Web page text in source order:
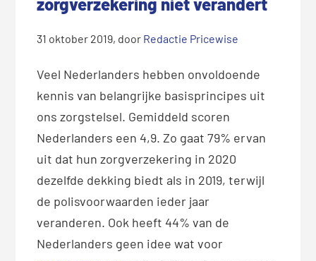
31 oktober 2019, door Redactie Pricewise
Veel Nederlanders hebben onvoldoende
kennis van belangrijke basisprincipes uit
ons zorgstelsel. Gemiddeld scoren
Nederlanders een 4,9. Zo gaat 79% ervan
uit dat hun zorgverzekering in 2020
dezelfde dekking biedt als in 2019, terwijl
de polisvoorwaarden ieder jaar
veranderen. Ook heeft 44% van de
Nederlanders geen idee wat voor